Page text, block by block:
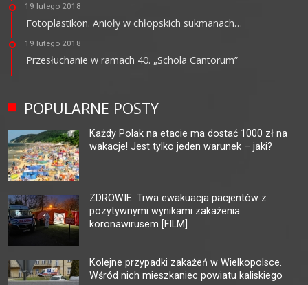
19 lutego 2018
Fotoplastikon. Anioły w chłopskich sukmanach…
19 lutego 2018
Przesłuchanie w ramach 40. „Schola Cantorum”
POPULARNE POSTY
Każdy Polak na etacie ma dostać 1000 zł na
wakacje! Jest tylko jeden warunek – jaki?
ZDROWIE. Trwa ewakuacja pacjentów z
pozytywnymi wynikami zakażenia
koronawirusem [FILM]
Kolejne przypadki zakażeń w Wielkopolsce.
Wśród nich mieszkaniec powiatu kaliskiego